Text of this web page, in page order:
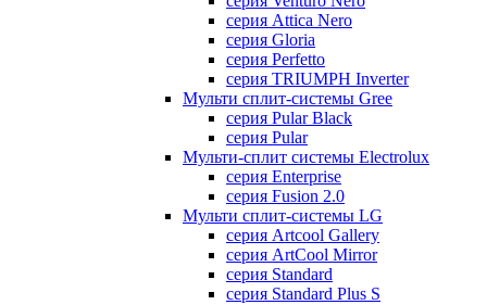
серия Attica Nero
серия Gloria
серия Perfetto
серия TRIUMPH Inverter
Мульти сплит-системы Gree
серия Pular Black
серия Pular
Мульти-сплит системы Electrolux
серия Enterprise
серия Fusion 2.0
Мульти сплит-системы LG
серия Artcool Gallery
серия ArtCool Mirror
серия Standard
серия Standard Plus S